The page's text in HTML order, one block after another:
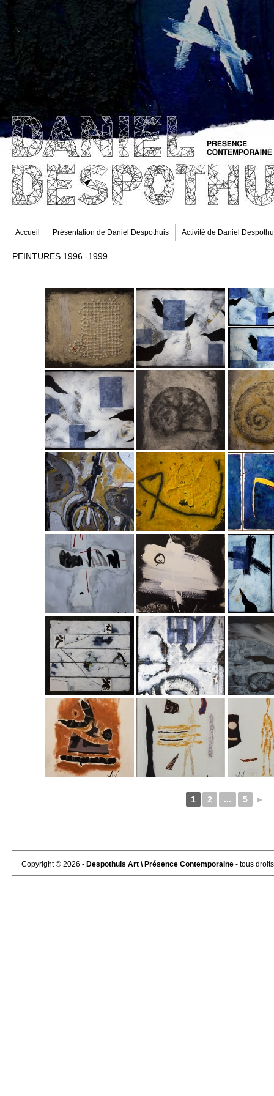
Accueil Présentation de Daniel Despothuis Activité de Daniel
PEINTURES 1996 -1999
1 2 ... 5 ►
Copyright © 2026 - Despothuis Art \ Présence Contemporaine - tous